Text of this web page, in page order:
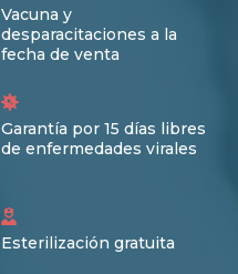
Vacuna y
desparacitaciones a la
fecha de venta
Garantía por 15 días libres
de enfermedades virales
Esterilización gratuita